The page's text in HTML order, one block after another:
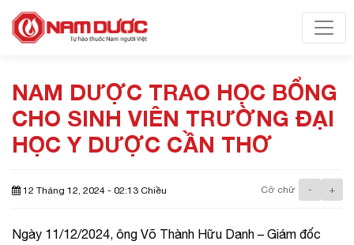
NAM DƯỢC TRAO HỌC BỔNG
CHO SINH VIÊN TRƯỜNG ĐẠI
HỌC Y DƯỢC CẦN THƠ
12 Tháng 12, 2024 - 02:13 Chiều Cỡ chữ - +
Ngày 11/12/2024, ông Võ Thành Hữu Danh – Giám đốc